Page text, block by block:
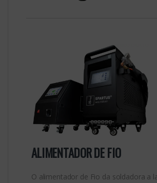
ALIMENTADOR DE FIO
O alimentador de Fio da soldadora a